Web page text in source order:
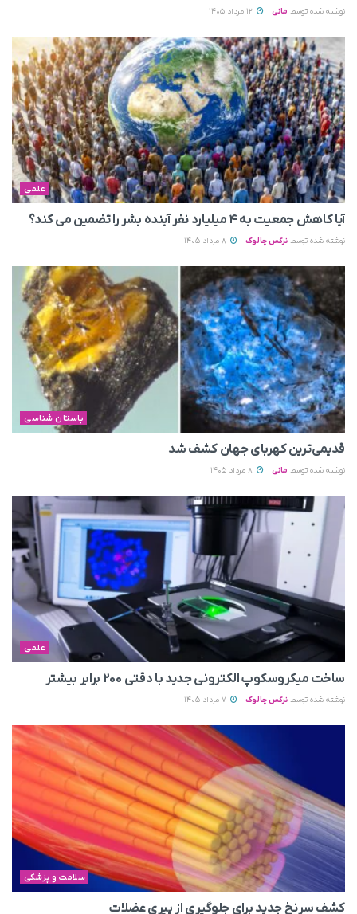
نوشته شده توسط مانی
علمی
آیا کاهش جمعیت به ۴ میلیارد نفر آینده بشر را تضمین می‌ کند؟
نوشته شده توسط نرگس چالوک
باستان شناسی
قدیمی‌ترین کهربای جهان کشف شد
نوشته شده توسط مانی
علمی
ساخت میکروسکوپ الکترونی جدید با دقتی ۲۰۰ برابر بیشتر
نوشته شده توسط نرگس چالوک
سلامت و پزشکی
کشف سرنخ جدید برای جلوگیری از پیری عضلات